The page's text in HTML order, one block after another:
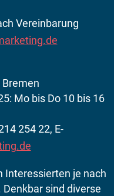
Vereinbarung
Mo bis Do 10 bis 16
254 22, E-
Interessierten je nach
sind diverse